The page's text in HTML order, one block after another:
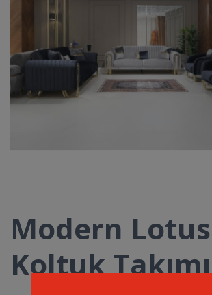
Modern Lotus
Koltuk Takımı